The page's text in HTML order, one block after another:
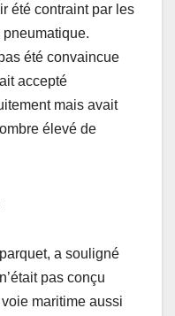
été contraint par les
été convaincue
accepté
mais avait
élevé de
a souligné
pas conçu
maritime aussi